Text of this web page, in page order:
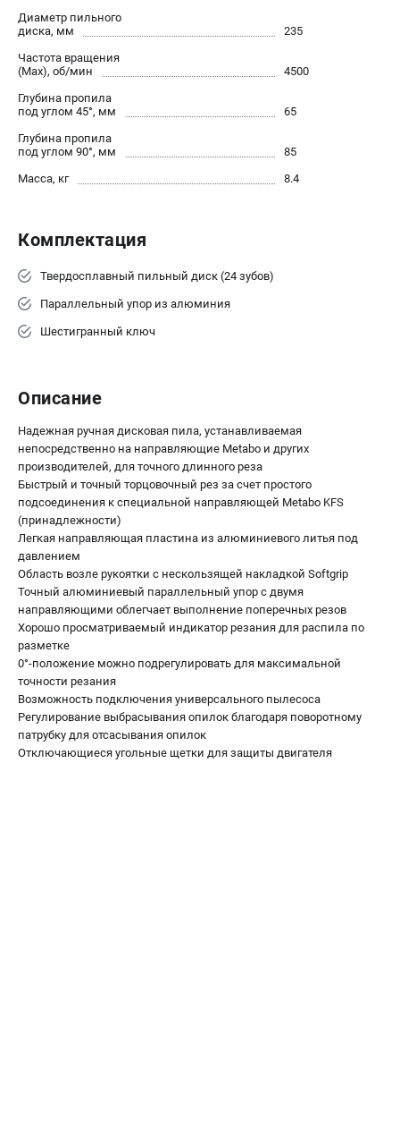
Новости
Программа бонусов
Как нас найти
Пользовательское соглашение
Угловые шлифмашины (УШМ)
Перфораторы
Пылесосы
АККУМУЛЯТОРНЫЙ ИНСТРУМЕНТ
Аккумуляторные шуруповерты
Наборы инструмента
РАСХОДНЫЕ МАТЕРИАЛЫ И АКСЕССУАРЫ
Аккумуляторы и зарядные устройства
Запчасти для изделий
Кейсы и сумки
ТЕЛЕФОН (САНКТ-ПЕТЕРБУРГ)
+7 (812) 407-39-48
Информация размещённая на сайте не является публичной
8 (812) 318-40-26
Режим работы колл-центра:
пн-пт - с 9:00 до 18:00
вс - выходной
Диаметр пильного
диска, мм
235
Частота вращения
(Max), об/мин
4500
Глубина пропила
под углом 45°, мм
65
Глубина пропила
под углом 90°, мм
85
Масса, кг
8.4
Комплектация
Твердосплавный пильный диск (24 зубов)
Параллельный упор из алюминия
Шестигранный ключ
Описание
Надежная ручная дисковая пила, устанавливаемая
непосредственно на направляющие Metabo и других
производителей, для точного длинного реза
Быстрый и точный торцовочный рез за счет простого
подсоединения к специальной направляющей Metabo KFS
(принадлежности)
Легкая направляющая пластина из алюминиевого литья под
давлением
Область возле рукоятки с нескользящей накладкой Softgrip
Точный алюминиевый параллельный упор с двумя
направляющими облегчает выполнение поперечных резов
Хорошо просматриваемый индикатор резания для распила по
разметке
0°-положение можно подрегулировать для максимальной
точности резания
Возможность подключения универсального пылесоса
Регулирование выбрасывания опилок благодаря поворотному
патрубку для отсасывания опилок
Отключающиеся угольные щетки для защиты двигателя